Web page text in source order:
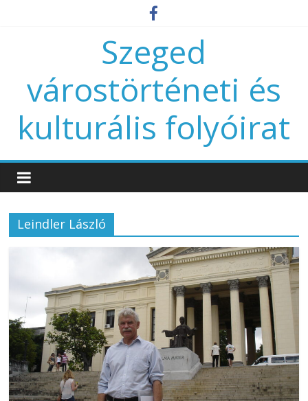
Szeged
várostörténeti és
kulturális folyóirat
Leindler László